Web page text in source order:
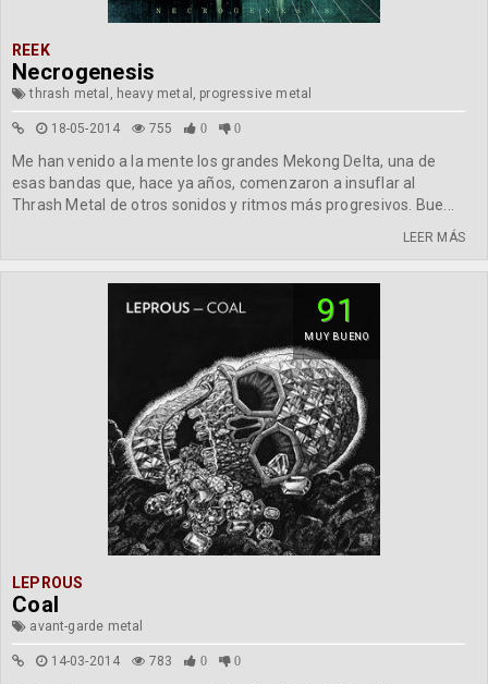
REEK
Necrogenesis
thrash metal, heavy metal, progressive metal
18-05-2014 755 0 0
Me han venido a la mente los grandes Mekong Delta, una de
esas bandas que, hace ya años, comenzaron a insuflar al
Thrash Metal de otros sonidos y ritmos más progresivos. Bue...
LEER MÁS
91
MUY BUENO
LEPROUS
Coal
avant-garde metal
14-03-2014 783 0 0